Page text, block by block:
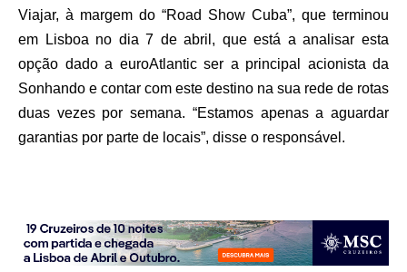
Viajar, à margem do “Road Show Cuba”, que terminou
em Lisboa no dia 7 de abril, que está a analisar esta
opção dado a euroAtlantic ser a principal acionista da
Sonhando e contar com este destino na sua rede de rotas
duas vezes por semana. “Estamos apenas a aguardar
garantias por parte de locais”, disse o responsável.